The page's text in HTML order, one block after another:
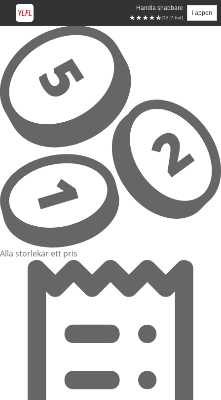
Handla snabbare
(13.2 tsd)
i appen
Hoppa till huvudinnehåll
Alla storlekar ett pris